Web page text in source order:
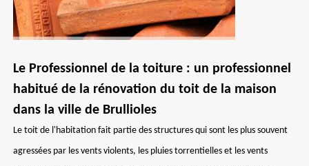
Le Professionnel de la toiture : un professionnel
habitué de la rénovation du toit de la maison
dans la ville de Brullioles
Le toit de l'habitation fait partie des structures qui sont les plus souvent
agressées par les vents violents, les pluies torrentielles et les vents